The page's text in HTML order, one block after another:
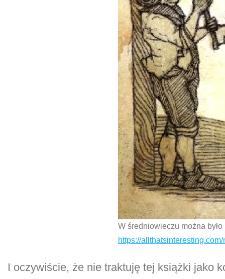
W średniowieczu można
https://
I oczywiście, że nie traktuję tej książki jako